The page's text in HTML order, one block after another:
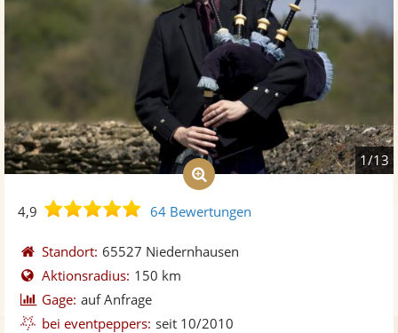
1/13
4,9
4,9
5
Sternen
64 Bewertungen
Standort: 65527 Niedernhausen
Aktionsradius: 150 km
Gage: auf Anfrage
bei eventpeppers: seit 10/2010